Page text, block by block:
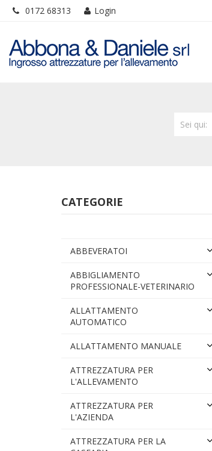
0172 68313 Login
Sei qui:
CATEGORIE
ABBEVERATOI
ABBIGLIAMENTO
PROFESSIONALE-VETERINARIO
ALLATTAMENTO
AUTOMATICO
ALLATTAMENTO MANUALE
ATTREZZATURA PER
L'ALLEVAMENTO
ATTREZZATURA PER
L'AZIENDA
ATTREZZATURA PER LA